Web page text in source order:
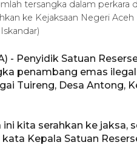
tersangka dalam
ke Kejaksaan Negeri
- Penyidik Satuan
penambang emas
Tuireng, Desa Antong,
ini kita serahkan ke jaksa,
kata Kepala Satuan